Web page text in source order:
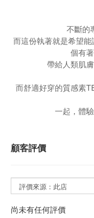
不斷的
而這份執著就是希望能
個有
帶給人類肌
而舒適好穿的質感素
一起，體
顧客評價
尚未有任何評價